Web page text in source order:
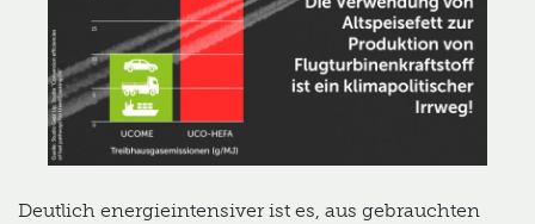
Deutlich energieintensiver ist es, aus gebrauchten